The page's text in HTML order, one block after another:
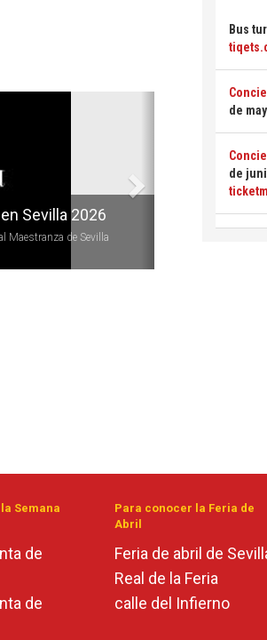
Sevilla 2026
Maestranza de Sevilla
Bus
de
de
Semana
de
de
Para conocer la Feria de
Abril
Feria de abril de
Real de la Feria
calle del Infierno